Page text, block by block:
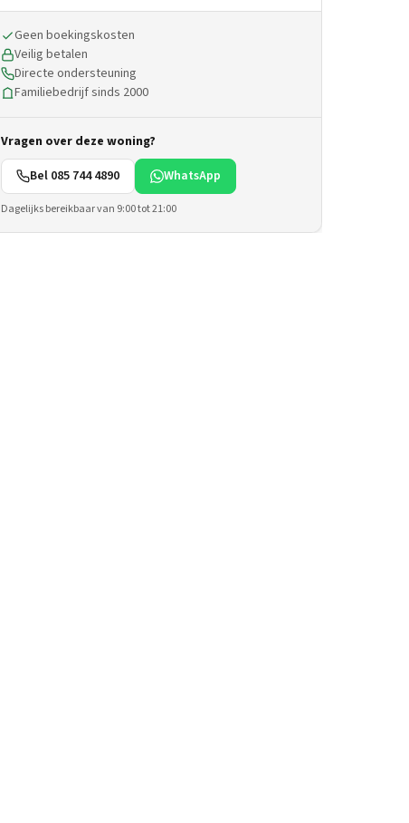
Geen boekingskosten
Veilig betalen
Directe ondersteuning
Familiebedrijf sinds 2000
Vragen over deze woning?
Bel 085 744 4890
WhatsApp
Dagelijks bereikbaar van 9:00 tot 21:00